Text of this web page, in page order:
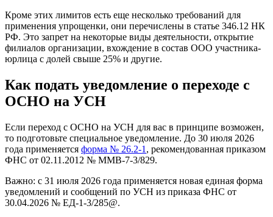
Кроме этих лимитов есть еще несколько требований для
применения упрощенки, они перечислены в статье 346.12 НК
РФ. Это запрет на некоторые виды деятельности, открытие
филиалов организации, вхождение в состав ООО участника-
юрлица с долей свыше 25% и другие.
Как подать уведомление о переходе с
ОСНО на УСН
Если переход с ОСНО на УСН для вас в принципе возможен,
то подготовьте специальное уведомление. До 30 июля 2026
года применяется форма № 26.2-1 , рекомендованная приказом
ФНС от 02.11.2012 № ММВ-7-3/829.
Важно: с 31 июля 2026 года применяется новая единая форма
уведомлений и сообщений по УСН из приказа ФНС от
30.04.2026 № ЕД-1-3/285@.